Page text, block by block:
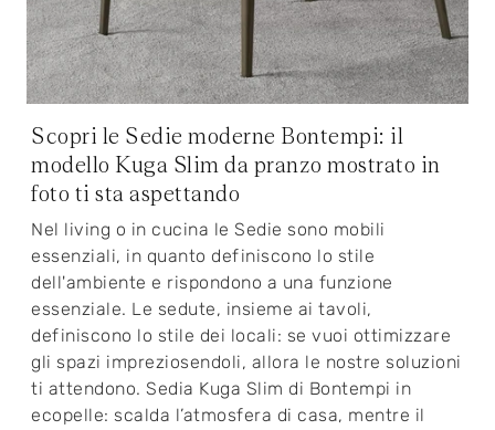
Scopri le Sedie moderne Bontempi: il
modello Kuga Slim da pranzo mostrato in
foto ti sta aspettando
Nel living o in cucina le Sedie sono mobili
essenziali, in quanto definiscono lo stile
dell'ambiente e rispondono a una funzione
essenziale. Le sedute, insieme ai tavoli,
definiscono lo stile dei locali: se vuoi ottimizzare
gli spazi impreziosendoli, allora le nostre soluzioni
ti attendono. Sedia Kuga Slim di Bontempi in
ecopelle: scalda l’atmosfera di casa, mentre il